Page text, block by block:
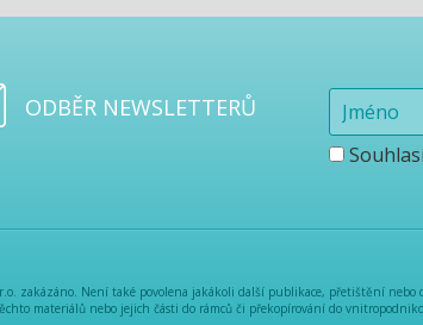
ODBĚR NEWSLETTERŮ
zakázáno. Není také povolena jakákoli další publikace, přetištění
materiálů nebo jejich části do rámců či překopírování do